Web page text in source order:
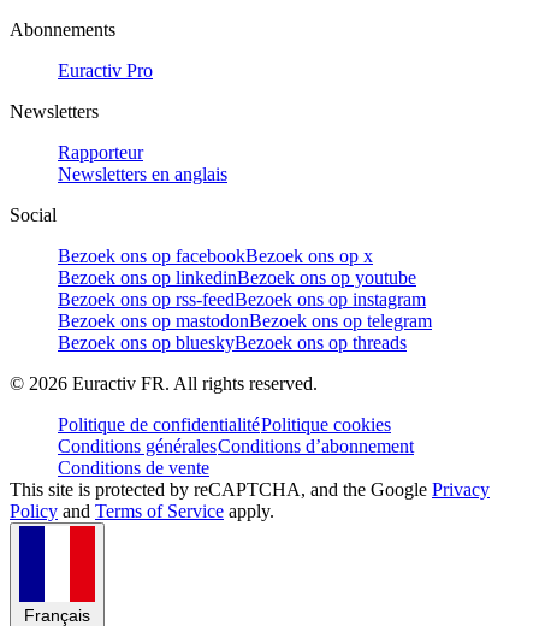
Abonnements
Euractiv Pro
Newsletters
Rapporteur
Newsletters en anglais
Social
Bezoek ons op facebookBezoek ons op x
Bezoek ons op linkedinBezoek ons op youtube
Bezoek ons op rss-feedBezoek ons op instagram
Bezoek ons op mastodonBezoek ons op telegram
Bezoek ons op blueskyBezoek ons op threads
© 2026 Euractiv FR. All rights reserved.
Politique de confidentialitéPolitique cookies
Conditions généralesConditions d’abonnement
Conditions de vente
This site is protected by reCAPTCHA, and the Google Privacy
Policy and Terms of Service apply.
Français